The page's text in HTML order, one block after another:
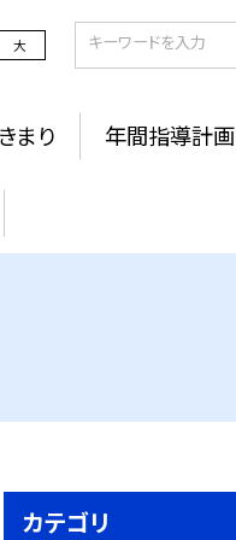
大
まり 年間指導計画
カテゴリ